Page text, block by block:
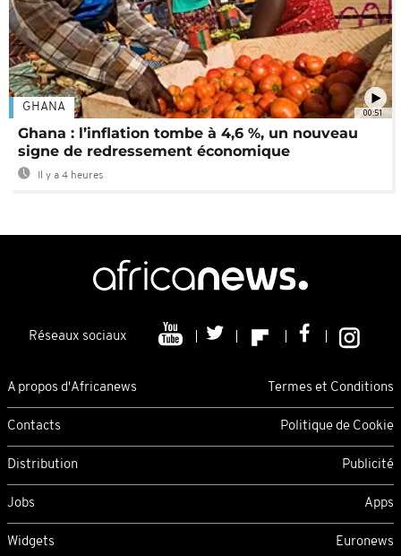
00:51
GHANA
Ghana : l’inflation tombe à 4,6 %, un nouveau
signe de redressement économique
Il y a 4 heures
Réseaux sociaux
A propos d'Africanews Termes et Conditions
Contacts Politique de Cookie
Distribution Publicité
Jobs Apps
Widgets Euronews